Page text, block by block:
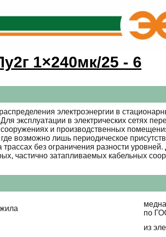
1×240мк/25 - 6
электроэнергии в
эксплуатации в электрических сетях
и производственных
возможно лишь периодическое
без ограничения разности
частично затапливаемых кабельных
по
из